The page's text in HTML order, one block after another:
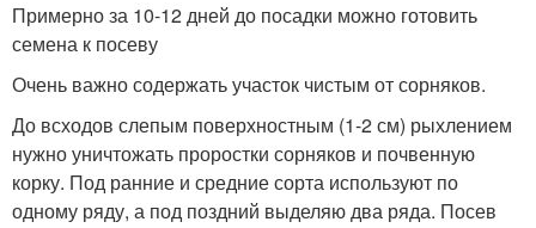
Примерно за 10-12 дней до посадки можно готовить
семена к посеву
Очень важно содержать участок чистым от сорняков.
До всходов слепым поверхностным (1-2 см) рыхлением
нужно уничтожать проростки сорняков и почвенную
корку. Под ранние и средние сорта используют по
одному ряду, а под поздний выделяю два ряда. Посев